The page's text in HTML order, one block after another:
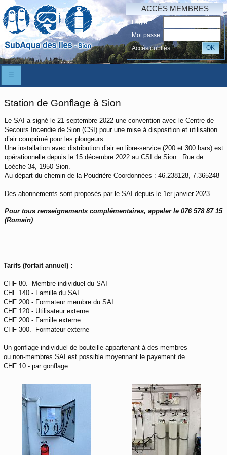
ACCÈS MEMBRES
Login
Mot passe
Accés oubliés
OK
☰
Station de Gonflage à Sion
Le SAI a signé le 21 septembre 2022 une convention avec le Centre de
Secours Incendie de Sion (CSI) pour une mise à disposition et utilisation
d’air comprimé pour les plongeurs.
Une installation avec distribution d’air en libre-service (200 et 300 bars) est
opérationnelle depuis le 15 décembre 2022 au CSI de Sion : Rue de
Loèche 34, 1950 Sion.
Au départ du chemin de la Poudrière Coordonnées : 46.238128, 7.365248
Des abonnements sont proposés par le SAI depuis le 1er janvier 2023.
Pour tous renseignements complémentaires, appeler le 076 578 87 15
(Romain)
Tarifs (forfait annuel) :
CHF 80.- Membre individuel du SAI
CHF 140.- Famille du SAI
CHF 200.- Formateur membre du SAI
CHF 120.- Utilisateur externe
CHF 200.- Famille externe
CHF 300.- Formateur externe
Un gonflage individuel de bouteille appartenant à des membres
ou non-membres SAI est possible moyennant le payement de
CHF 10.- par gonflage.